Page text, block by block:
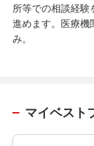
所等での相談経
進めます。医療機
み。
マイベスト